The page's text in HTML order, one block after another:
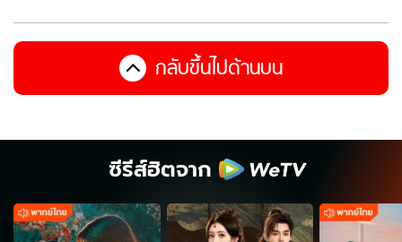
กลับขึ้นไปด้านบน
ซีรีส์ฮิตจาก